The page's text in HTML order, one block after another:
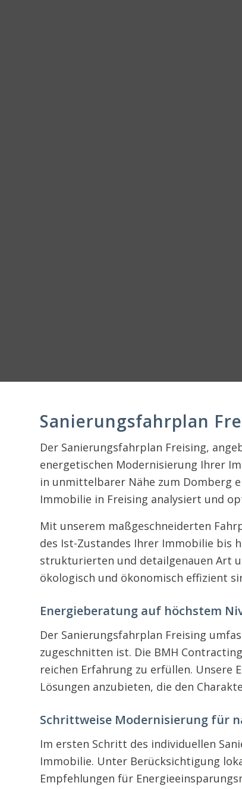
Sanierungsfahrplan
Der Sanierungsfahrplan Freising,
energetischen Modernisierung Ihrer
in unmittelbarer Nähe zum Domberg
Immobilie in Freising analysiert und
Mit unserem maßgeschneiderten
des Ist-Zustandes Ihrer Immobilie bis
strukturierten und detailgenauen Art
ökologisch und ökonomisch effizient
Energieberatung auf höchstem
Der Sanierungsfahrplan Freising
zugeschnitten ist. Die BMH
reichen Erfahrung zu erfüllen. Unsere
Lösungen anzubieten, die den
Schrittweise Modernisierung für
Im ersten Schritt des individuellen
Immobilie. Unter Berücksichtigung
Empfehlungen für